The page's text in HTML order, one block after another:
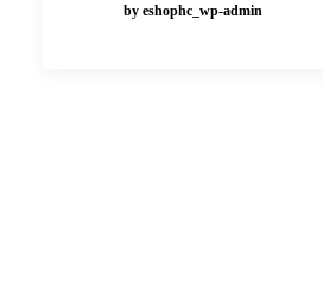
by eshophc_wp-admin